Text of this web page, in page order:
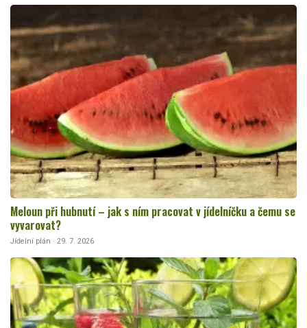
Meloun při hubnutí – jak s ním pracovat v jídelníčku a čemu se
vyvarovat?
Jídelní plán · 29. 7. 2026